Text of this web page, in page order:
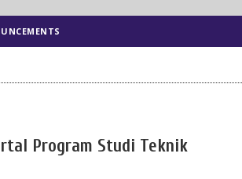
Program Studi Teknik